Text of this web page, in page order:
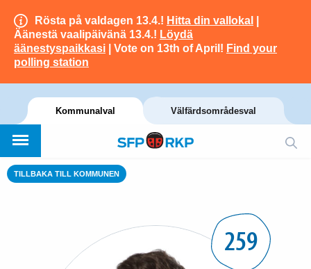
Rösta på valdagen 13.4.! Hitta din vallokal
Äänestä vaalipäivänä 13.4.! Löydä
äänestyspaikkasi | Vote on 13th of April! Find your
polling station
Kommunalval Välfärdsområdesval
TILLBAKA TILL KOMMUNEN
259